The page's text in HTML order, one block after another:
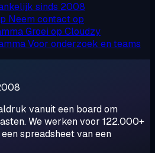
sinds 2008
Neem contact op
Groei op Cloudzy
Voor onderzoek en teams
vanuit een board om
We werken voor 122.000+
spreadsheet van een